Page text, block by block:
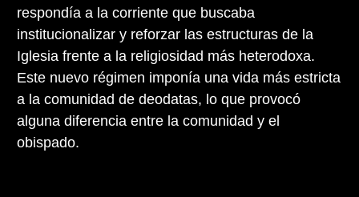
respondía a la corriente que buscaba
institucionalizar y reforzar las estructuras de la
Iglesia frente a la religiosidad más heterodoxa.
Este nuevo régimen imponía una vida más estricta
a la comunidad de deodatas, lo que provocó
alguna diferencia entre la comunidad y el
obispado.